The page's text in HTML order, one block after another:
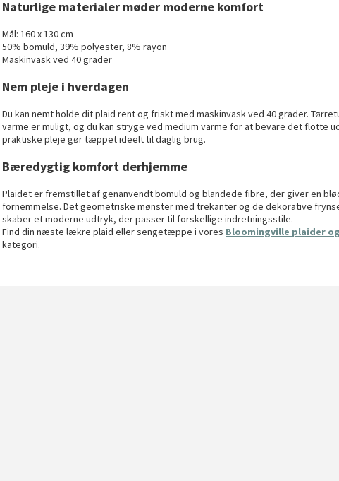
Naturlige materialer møder moderne komfort
Mål: 160 x 130 cm
50% bomuld, 39% polyester, 8% rayon
Maskinvask ved 40 grader
Nem pleje i hverdagen
Du kan nemt holde dit plaid rent og friskt med maskinvask ved 40 grader.
varme er muligt, og du kan stryge ved medium varme for at bevare det flotte
praktiske pleje gør tæppet ideelt til daglig brug.
Bæredygtig komfort derhjemme
Plaidet er fremstillet af genanvendt bomuld og blandede fibre, der giver en
fornemmelse. Det geometriske mønster med trekanter og de dekorative
skaber et moderne udtryk, der passer til forskellige indretningsstile.
Find din næste lækre plaid eller sengetæppe i vores Bloomingville plaider
kategori.